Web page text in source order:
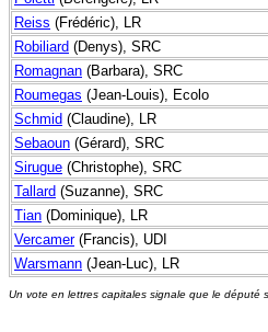
Reiss (Frédéric), LR
Robiliard (Denys), SRC
Romagnan (Barbara), SRC
Roumegas (Jean-Louis), Ecolo
Schmid (Claudine), LR
Sebaoun (Gérard), SRC
Sirugue (Christophe), SRC
Tallard (Suzanne), SRC
Tian (Dominique), LR
Vercamer(Francis), UDI
Warsmann (Jean-Luc), LR
Un vote en lettres capitales signale que le député